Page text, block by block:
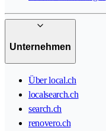
Unternehmen
Über local.ch
localsearch.ch
search.ch
renovero.ch